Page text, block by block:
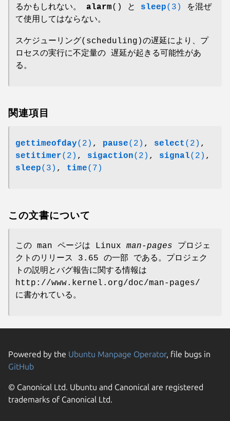
るかもしれない。 alarm() と sleep(3)
を混ぜ
て使用してはならない。
スケジューリング(scheduling)の遅延により、プ
ロセスの実行に不定量の 遅延が起きる可能性があ
る。
関連項目
gettimeofday(2) , pause(2) , select (2) ,
setitimer(2) , sigaction(2) , signal(2) ,
sleep(3) , time(7)
この文書について
この man ページは Linux man-pages プロジェ
クトのリリース 3.65 の一部 である。プロジェク
トの説明とバグ報告に関する情報は
http://www.kernel.org/doc/man-pages/
に書かれている。
Powered by the Ubuntu Manpage Operator, file bugs in
GitHub
© Canonical Ltd. Ubuntu and Canonical are registered
trademarks of Canonical Ltd.